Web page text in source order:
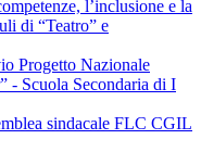
l’inclusione e la
di “Teatro” e
Progetto Nazionale
- Scuola Secondaria di I
sindacale FLC CGIL